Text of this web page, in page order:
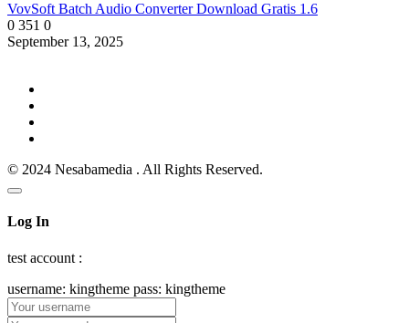
VovSoft Batch Audio Converter Download Gratis 1.6
0 351 0
September 13, 2025
© 2024 Nesabamedia . All Rights Reserved.
Log In
test account :
username: kingtheme pass: kingtheme